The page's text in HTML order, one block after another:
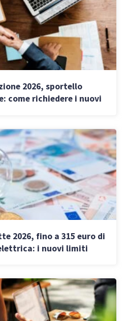
2026, sportello
come richiedere i nuovi
2026, fino a 315 euro di
i nuovi limiti